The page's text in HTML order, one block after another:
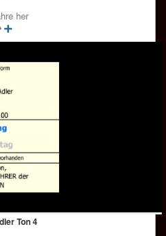
her
1 März 2022 Tagesenergie Blauer Adler Ton 4